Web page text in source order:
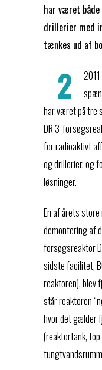
har været
drillerier med
tænkes ud af
2
har været på tre
DR 3-
for radioaktivt
og drillerier, og
løsninger.
En af årets
demontering af
forsøgsreaktor
sidste facilitet,
reaktoren), blev
står reaktoren
hvor det gælder
(reaktortank,